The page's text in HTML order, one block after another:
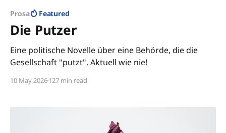
Prosa Featured
Die Putzer
Eine politische Novelle über eine Behörde, die die
Gesellschaft "putzt". Aktuell wie nie!
10 May 2026127 min read